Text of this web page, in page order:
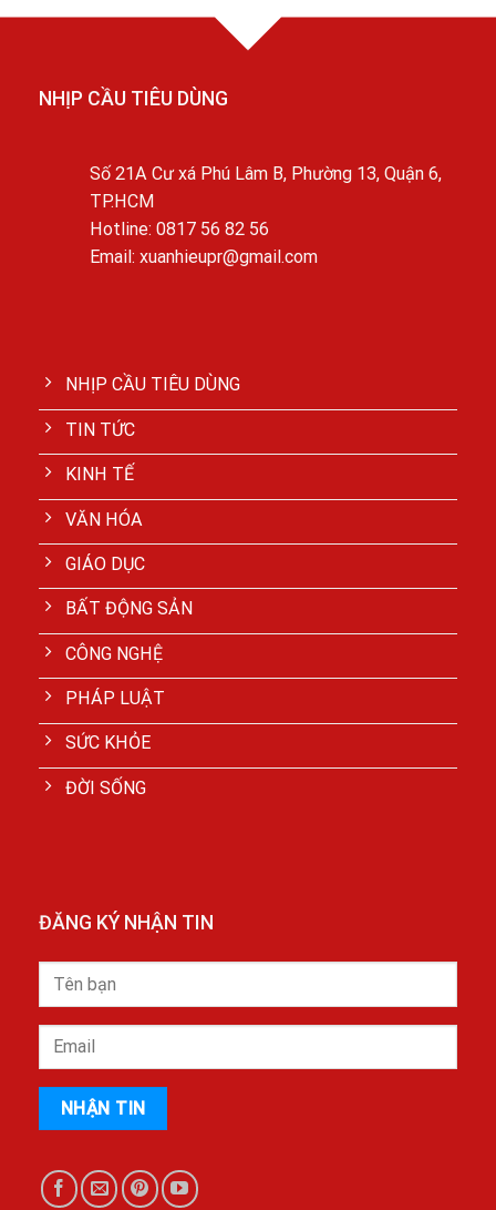
NHỊP CẦU TIÊU DÙNG
Số 21A Cư xá Phú Lâm B, Phường 13, Quận 6,
TP.HCM
Hotline: 0817 56 82 56
Email: xuanhieupr@gmail.com
NHỊP CẦU TIÊU DÙNG
TIN TỨC
KINH TẾ
VĂN HÓA
GIÁO DỤC
BẤT ĐỘNG SẢN
CÔNG NGHỆ
PHÁP LUẬT
SỨC KHỎE
ĐỜI SỐNG
ĐĂNG KÝ NHẬN TIN